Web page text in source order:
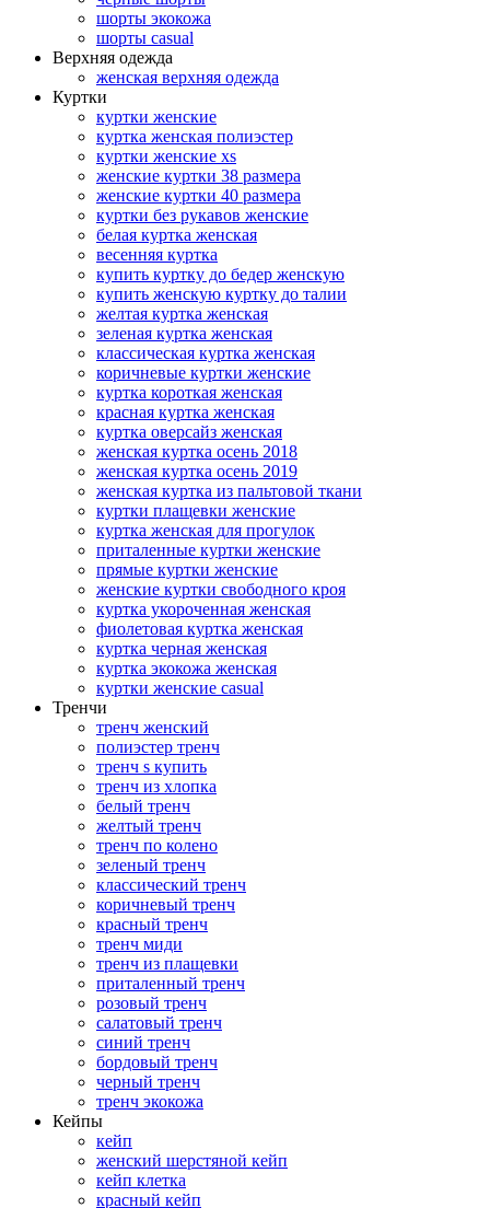
шорты экокожа
шорты casual
Верхняя одежда
женская верхняя одежда
Куртки
куртки женские
куртка женская полиэстер
куртки женские xs
женские куртки 38 размера
женские куртки 40 размера
куртки без рукавов женские
белая куртка женская
весенняя куртка
купить куртку до бедер женскую
купить женскую куртку до талии
желтая куртка женская
зеленая куртка женская
классическая куртка женская
коричневые куртки женские
куртка короткая женская
красная куртка женская
куртка оверсайз женская
женская куртка осень 2018
женская куртка осень 2019
женская куртка из пальтовой ткани
куртки плащевки женские
куртка женская для прогулок
приталенные куртки женские
прямые куртки женские
женские куртки свободного кроя
куртка укороченная женская
фиолетовая куртка женская
куртка черная женская
куртка экокожа женская
куртки женские casual
Тренчи
тренч женский
полиэстер тренч
тренч s купить
тренч из хлопка
белый тренч
желтый тренч
тренч по колено
зеленый тренч
классический тренч
коричневый тренч
красный тренч
тренч миди
тренч из плащевки
приталенный тренч
розовый тренч
салатовый тренч
синий тренч
бордовый тренч
черный тренч
тренч экокожа
Кейпы
кейп
женский шерстяной кейп
кейп клетка
красный кейп